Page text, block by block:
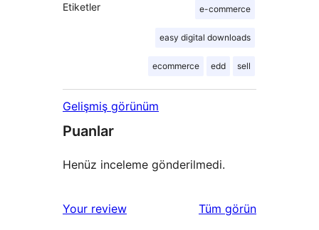
Etiketler e-commerce
easy digital downloads
ecommerce edd sell
Gelişmiş görünüm
Puanlar
Henüz inceleme gönderilmedi.
Your review Tüm değerlendirmeleri
görün